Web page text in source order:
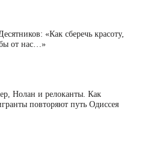
«Как сберечь красоту,
от нас…»
Нолан и релоканты. Как
повторяют путь Одиссея